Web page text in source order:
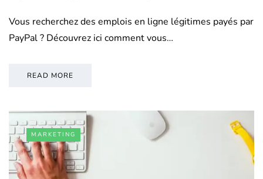
Vous recherchez des emplois en ligne légitimes payés par
PayPal ? Découvrez ici comment vous…
READ MORE
MARKETING